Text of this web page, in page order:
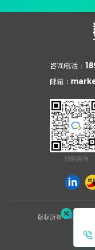
咨询电话：
邮箱：
扫码咨询
版权所有 © 2026 杭
沪
已通